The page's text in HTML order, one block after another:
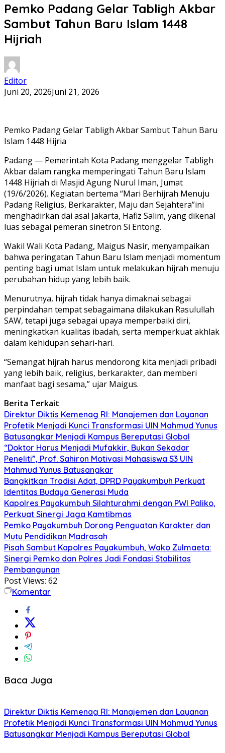
Pemko Padang Gelar Tabligh Akbar
Sambut Tahun Baru Islam 1448
Hijriah
Editor
Juni 20, 2026Juni 21, 2026
Pemko Padang Gelar Tabligh Akbar Sambut Tahun Baru
Islam 1448 Hijria
Padang — Pemerintah Kota Padang menggelar Tabligh
Akbar dalam rangka memperingati Tahun Baru Islam
1448 Hijriah di Masjid Agung Nurul Iman, Jumat
(19/6/2026). Kegiatan bertema “Mari Berhijrah Menuju
Padang Religius, Berkarakter, Maju dan Sejahtera”ini
menghadirkan dai asal Jakarta, Hafiz Salim, yang dikenal
luas sebagai pemeran sinetron Si Entong.
Wakil Wali Kota Padang, Maigus Nasir, menyampaikan
bahwa peringatan Tahun Baru Islam menjadi momentum
penting bagi umat Islam untuk melakukan hijrah menuju
perubahan hidup yang lebih baik.
Menurutnya, hijrah tidak hanya dimaknai sebagai
perpindahan tempat sebagaimana dilakukan Rasulullah
SAW, tetapi juga sebagai upaya memperbaiki diri,
meningkatkan kualitas ibadah, serta memperkuat akhlak
dalam kehidupan sehari-hari.
“Semangat hijrah harus mendorong kita menjadi pribadi
yang lebih baik, religius, berkarakter, dan memberi
manfaat bagi sesama,” ujar Maigus.
Berita Terkait
Direktur Diktis Kemenag RI: Manajemen dan Layanan
Profetik Menjadi Kunci Transformasi UIN Mahmud Yunus
Batusangkar Menjadi Kampus Bereputasi Global
“Doktor Harus Menjadi Mufakkir, Bukan Sekadar
Peneliti”, Prof. Sahiron Motivasi Mahasiswa S3 UIN
Mahmud Yunus Batusangkar
Bangkitkan Tradisi Adat, DPRD Payakumbuh Perkuat
Identitas Budaya Generasi Muda
Kapolres Payakumbuh Silahturahmi dengan PWI Paliko,
Perkuat Sinergi Jaga Kamtibmas
Pemko Payakumbuh Dorong Penguatan Karakter dan
Mutu Pendidikan Madrasah
Pisah Sambut Kapolres Payakumbuh, Wako Zulmaeta:
Sinergi Pemko dan Polres Jadi Fondasi Stabilitas
Pembangunan
Post Views: 62
Komentar
Baca Juga
Direktur Diktis Kemenag RI: Manajemen dan Layanan
Profetik Menjadi Kunci Transformasi UIN Mahmud Yunus
Batusangkar Menjadi Kampus Bereputasi Global